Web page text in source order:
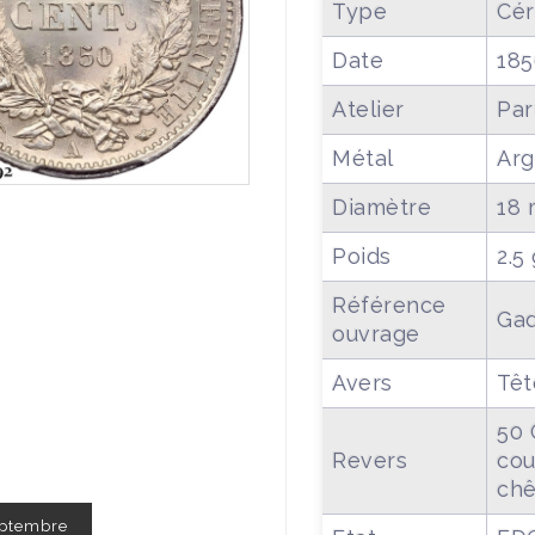
Type
Date
Atelier
Métal
Diamètre
18
Poids
2.5
Référence
ouvrage
Avers
Revers
50